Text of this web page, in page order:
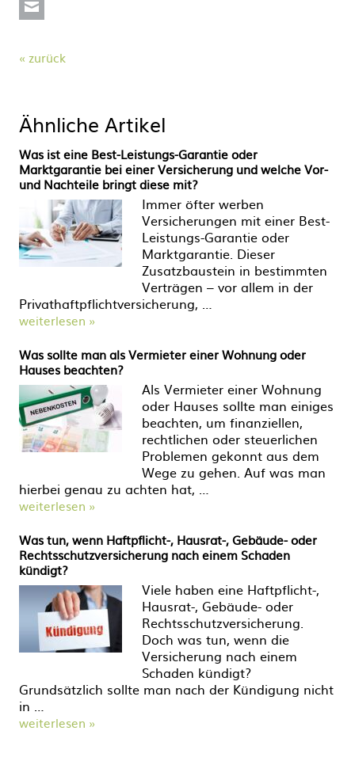
zurück
Ähnliche Artikel
Was ist eine Best-Leistungs-Garantie oder
Marktgarantie bei einer Versicherung und welche Vor-
und Nachteile bringt diese mit?
Immer öfter werben
Versicherungen mit einer Best-
Leistungs-Garantie oder
Marktgarantie. Dieser
Zusatzbaustein in bestimmten
Verträgen – vor allem in der
Privathaftpflichtversicherung, …
weiterlesen »
Was sollte man als Vermieter einer Wohnung oder
Hauses beachten?
Als Vermieter einer Wohnung
oder Hauses sollte man einiges
beachten, um finanziellen,
rechtlichen oder steuerlichen
Problemen gekonnt aus dem
Wege zu gehen. Auf was man
hierbei genau zu achten hat, …
weiterlesen »
Was tun, wenn Haftpflicht-, Hausrat-, Gebäude- oder
Rechtsschutzversicherung nach einem Schaden
kündigt?
Viele haben eine Haftpflicht-,
Hausrat-, Gebäude- oder
Rechtsschutzversicherung.
Doch was tun, wenn die
Versicherung nach einem
Schaden kündigt?
Grundsätzlich sollte man nach der Kündigung nicht
in …
weiterlesen »